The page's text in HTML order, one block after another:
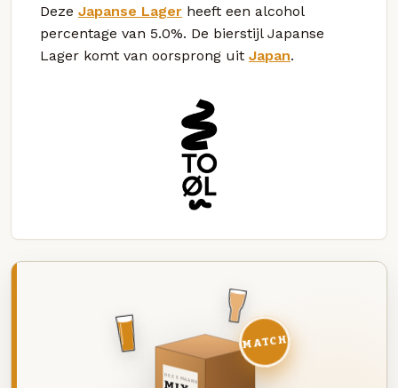
Deze Japanse Lager heeft een alcohol
percentage van 5.0%. De bierstijl Japanse
Lager komt van oorsprong uit Japan.
DEZE MAAND
MATCH